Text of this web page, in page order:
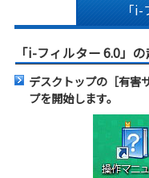
「
「i-フィルター 6.0」
デスクトップの［有害
プを開始します。